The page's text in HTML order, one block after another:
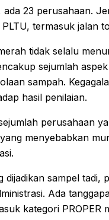
ada 23 perusahaan.
termasuk jalan
tidak selalu
sejumlah
sampah.
hasil penilaian.
perusahaan
menyebabkan
dijadikan sampel tadi,
Ada
kategori PROPER